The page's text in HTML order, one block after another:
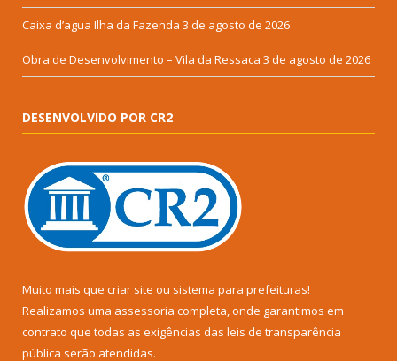
Caixa d’agua Ilha da Fazenda 3 de agosto de 2026
Obra de Desenvolvimento – Vila da Ressaca 3 de agosto de 2026
DESENVOLVIDO POR CR2
Muito mais que criar site ou sistema para prefeituras!
Realizamos uma assessoria completa, onde garantimos em
contrato que todas as exigências das leis de transparência
pública serão atendidas.